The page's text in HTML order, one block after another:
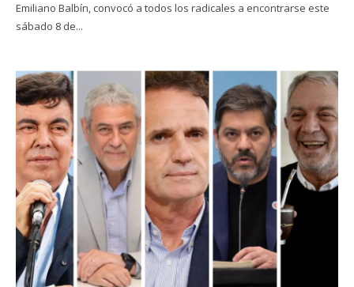
Emiliano Balbín, convocó a todos los radicales a encontrarse este
sábado 8 de...